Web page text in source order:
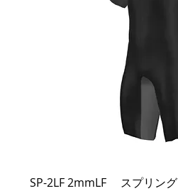
SP-2LF 2mmLF スプリング